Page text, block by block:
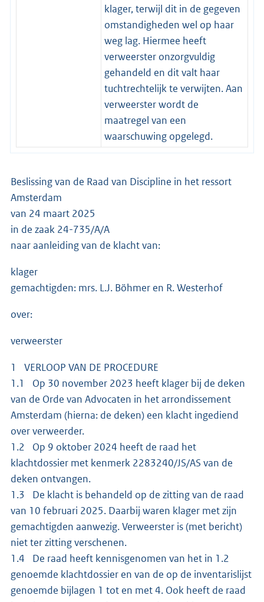
klager, terwijl dit in de gegeven
omstandigheden wel op haar
weg lag. Hiermee heeft
verweerster onzorgvuldig
gehandeld en dit valt haar
tuchtrechtelijk te verwijten. Aan
verweerster wordt de
maatregel van een
waarschuwing opgelegd.
Beslissing van de Raad van Discipline in het ressort
Amsterdam
van 24 maart 2025
in de zaak 24-735/A/A
naar aanleiding van de klacht van:
klager
gemachtigden: mrs. L.J. Böhmer en R. Westerhof
over:
verweerster
1 VERLOOP VAN DE PROCEDURE
1.1 Op 30 november 2023 heeft klager bij de deken
van de Orde van Advocaten in het arrondissement
Amsterdam (hierna: de deken) een klacht ingediend
over verweerder.
1.2 Op 9 oktober 2024 heeft de raad het
klachtdossier met kenmerk 2283240/JS/AS van de
deken ontvangen.
1.3 De klacht is behandeld op de zitting van de raad
van 10 februari 2025. Daarbij waren klager met zijn
gemachtigden aanwezig. Verweerster is (met bericht)
niet ter zitting verschenen.
1.4 De raad heeft kennisgenomen van het in 1.2
genoemde klachtdossier en van de op de inventarislijst
genoemde bijlagen 1 tot en met 4. Ook heeft de raad